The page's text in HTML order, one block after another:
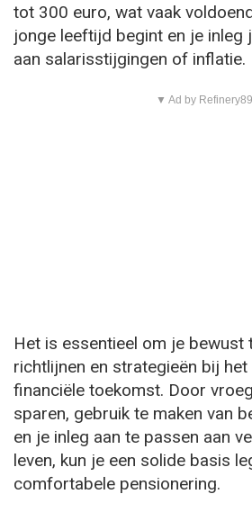
tot 300 euro, wat vaak
jonge leeftijd begint en je inleg
aan salarisstijgingen of inflatie.
▼ Ad by Refinery89
Het is essentieel om je bewust
richtlijnen en strategieën bij het
financiële toekomst. Door
sparen, gebruik te maken van
en je inleg aan te passen aan
leven, kun je een solide basis
comfortabele pensionering.